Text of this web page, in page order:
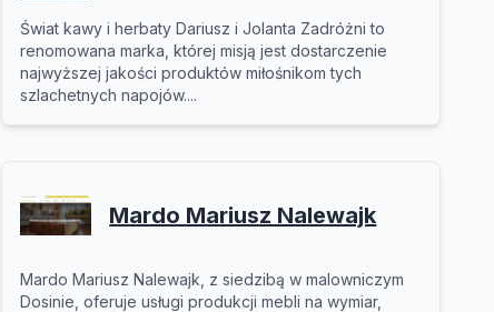
Świat kawy i herbaty Dariusz i Jolanta Zadróżni to
renomowana marka, której misją jest dostarczenie
najwyższej jakości produktów miłośnikom tych
szlachetnych napojów....
Mardo Mariusz Nalewajk
Mardo Mariusz Nalewajk, z siedzibą w malowniczym
Dosinie, oferuje usługi produkcji mebli na wymiar,